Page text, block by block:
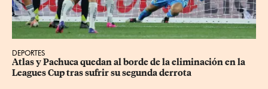
DEPORTES
Atlas y Pachuca quedan al borde de la eliminación en la
Leagues Cup tras sufrir su segunda derrota